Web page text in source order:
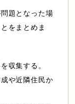
題となった場
をまとめま
収集する。
や近隣住民か